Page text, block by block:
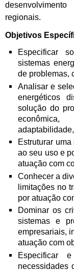
regionais.
Objetivos
Especificar
sistemas
de problemas,
Analisar e
energéticos
solução do
Estruturar
ao seu uso e
atuação com
Conhecer a
limitações no
por atuação
Dominar os
sistemas e
empresariais,
atuação com
Especificar
necessidades